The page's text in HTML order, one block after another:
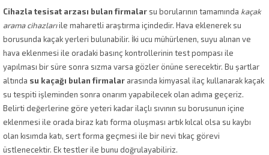
Cihazla tesisat arzası bulan firmalar su borularının tamamında kaçak
arama cihazlarıile maharetli araştırma içindedir. Hava eklenerek su
borusunda kaçak yerleri bulunabilir. İki ucu mühürlenen, suyu alınan ve
hava eklenmesi ile oradaki basınç kontrollerinin test pompası ile
yapılması bir süre sonra sızma varsa gözler önüne serecektir. Bu şartlar
altında su kaçağı bulan firmalar arasında kimyasal ilaç kullanarak kaçak
su tespiti işleminden sonra onarım yapabilecek olan adıma geçeriz.
Belirti değerlerine göre yeteri kadar ilaçlı sıvının su borusunun içine
eklenmesi ile orada biraz katı forma oluşması artık kılcal olsa su kaybı
olan kısımda katı, sert forma geçmesi ile bir nevi tıkaç görevi
üstlenecektir. Ek testler ile bunu doğrulayabiliriz.